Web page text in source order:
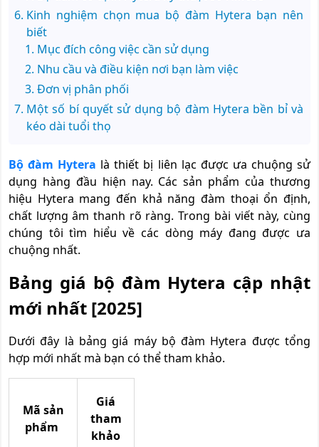
Kinh nghiệm chọn mua bộ đàm Hytera bạn nên
biết
Mục đích công việc cần sử dụng
Nhu cầu và điều kiện nơi bạn làm việc
Đơn vị phân phối
Một số bí quyết sử dụng bộ đàm Hytera bền bỉ và
kéo dài tuổi thọ
Bộ đàm Hytera là thiết bị liên lạc được ưa chuộng sử
dụng hàng đầu hiện nay. Các sản phẩm của thương
hiệu Hytera mang đến khả năng đàm thoại ổn định,
chất lượng âm thanh rõ ràng. Trong bài viết này, cùng
chúng tôi tìm hiểu về các dòng máy đang được ưa
chuộng nhất.
Bảng giá bộ đàm Hytera cập nhật
mới nhất [2025]
Dưới đây là bảng giá máy bộ đàm Hytera được tổng
hợp mới nhất mà bạn có thể tham khảo.
Mã sản
phẩm
Giá
tham
khảo